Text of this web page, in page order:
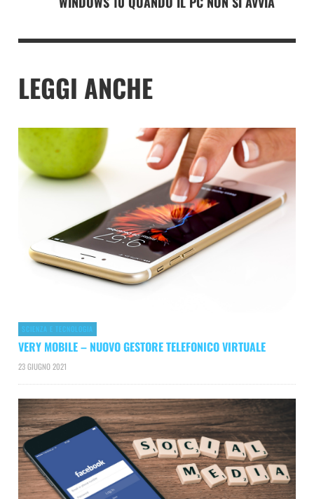
LEGGI ANCHE
SCIENZA E TECNOLOGIA
VERY MOBILE – NUOVO GESTORE TELEFONICO VIRTUALE
23 GIUGNO 2021